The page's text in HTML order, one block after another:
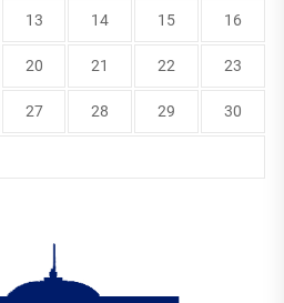
13 14 15 16
20 21 22 23
27 28 29 30